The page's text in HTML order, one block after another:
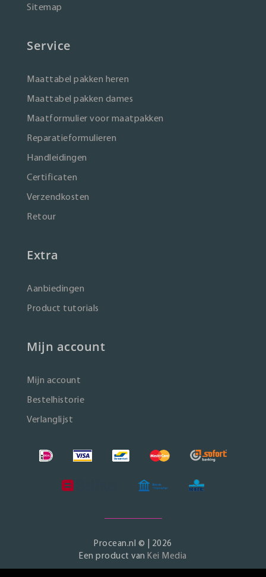
Sitemap
Service
Maattabel pakken heren
Maattabel pakken dames
Maatformulier voor maatpakken
Reparatieformulieren
Handleidingen
Certificaten
Verzendkosten
Retour
Extra
Aanbiedingen
Product tutorials
Mijn account
Mijn account
Bestelhistorie
Verlanglijst
Procean.nl © | 2026
Een product vanKei Media